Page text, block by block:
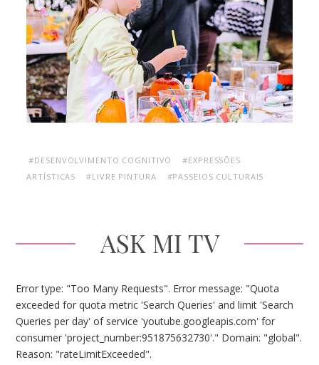
#DESENVOLVIMENTO COGNITIVO
#EXPRESSÕES
ARTÍSTICAS
#LIVRE PINTURA #PASSEIOS CULTURAIS
ASK MI TV
Error type: "Too Many Requests". Error message: "Quota
exceeded for quota metric 'Search Queries' and limit 'Search
Queries per day' of service 'youtube.googleapis.com' for
consumer 'project_number:951875632730'." Domain: "global".
Reason: "rateLimitExceeded".